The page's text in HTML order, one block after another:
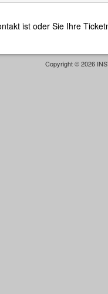
ist oder Sie Ihre
Copyright © 2026